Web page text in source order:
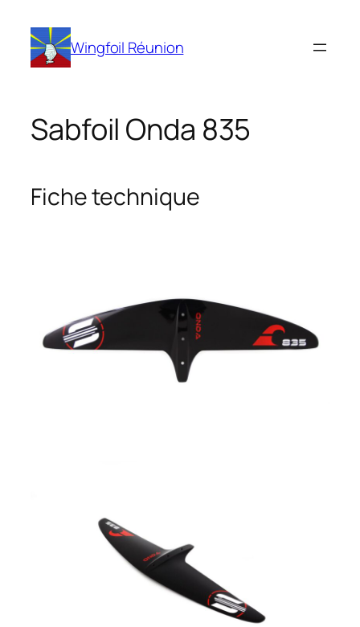
contenu Wingfoil Réunion
Sabfoil Onda 835
Fiche technique